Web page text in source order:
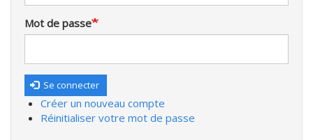
Mot de passe
Se connecter
Créer un nouveau compte
Réinitialiser votre mot de passe